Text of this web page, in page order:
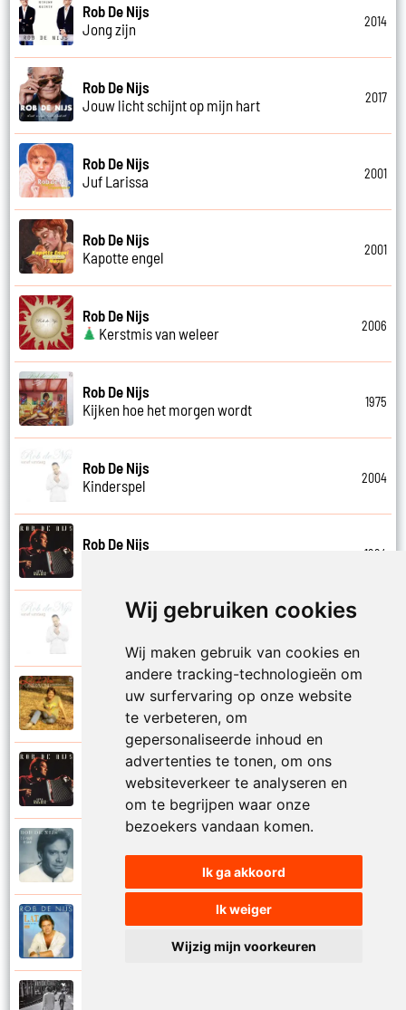
Wij gebruiken cookies
Wij maken gebruik van cookies en
andere tracking-technologieën om
uw surfervaring op onze website
te verbeteren, om
gepersonaliseerde inhoud en
advertenties te tonen, om ons
websiteverkeer te analyseren en
om te begrijpen waar onze
bezoekers vandaan komen.
Ik ga akkoord
Ik weiger
Wijzig mijn voorkeuren
Rob De Nijs
Jong zijn
2014
Rob De Nijs
Jouw licht schijnt op mijn hart
2017
Rob De Nijs
Juf Larissa
2001
Rob De Nijs
Kapotte engel
2001
Rob De Nijs
Kerstmis van weleer
2006
Rob De Nijs
Kijken hoe het morgen wordt
1975
Rob De Nijs
Kinderspel
2004
Rob De Nijs
1994
Rob De Nijs
Rob De Nijs
Kleine man
Rob De Nijs
Kleine ster
Rob De Nijs